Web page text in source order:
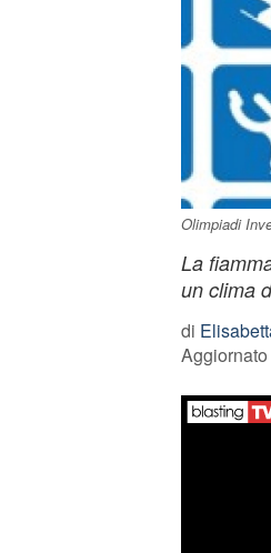
Olimpiadi
La
un clima
di